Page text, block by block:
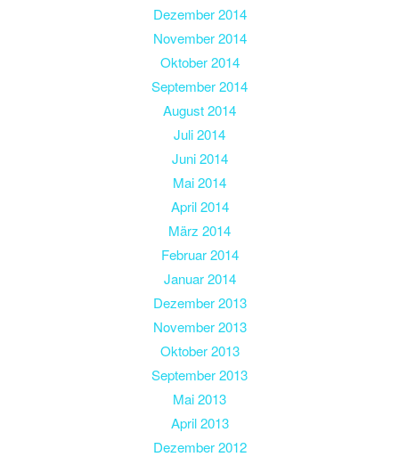
Dezember 2014
November 2014
Oktober 2014
September 2014
August 2014
Juli 2014
Juni 2014
Mai 2014
April 2014
März 2014
Februar 2014
Januar 2014
Dezember 2013
November 2013
Oktober 2013
September 2013
Mai 2013
April 2013
Dezember 2012